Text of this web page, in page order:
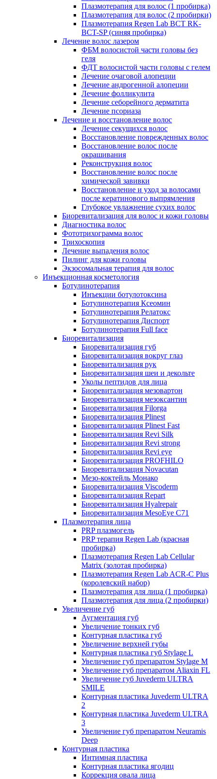
Плазмотерапия для волос (1 пробирка)
Плазмотерапия для волос (2 пробирки)
Плазмотерапия Regen Lab BCT RK-
BCT-SP (синяя пробирка)
Лечение волос лазером
ФБМ волосистой части головы без
геля
ФДТ волосистой части головы с гелем
Лечение очаговой алопеции
Лечение андрогенной алопеции
Лечение фолликулита
Лечение себорейного дерматита
Лечение псориаза
Лечение и восстановление волос
Лечение секущихся волос
Восстановление поврежденных волос
Восстановление волос после
окрашивания
Реконструкция волос
Восстановление волос после
химической завивки
Восстановление и уход за волосами
после кератинового выпрямления
Глубокое увлажнение сухих волос
Биоревитализация для волос и кожи головы
Диагностика волос
Фототрихограмма волос
Трихоскопия
Лечение выпадения волос
Пилинг для кожи головы
Экзосомальная терапия для волос
Инъекционная косметология
Ботулинотерапия
Инъекции ботулотоксина
Ботулинотерапия Ксеомин
Ботулинотерапия Релатокс
Ботулинотерапия Диспорт
Ботулинотерапия Full face
Биоревитализация
Биоревитализация губ
Биоревитализация вокруг глаз
Биоревитализация рук
Биоревитализация шеи и декольте
Уколы пептидов для лица
Биоревитализация мезовартон
Биоревитализация мезоксантин
Биоревитализация Filorga
Биоревитализация Plinest
Биоревитализация Plinest Fast
Биоревитализация Revi Silk
Биоревитализация Revi strong
Биоревитализация Revi eye
Биоревитализация PROFHILO
Биоревитализация Novacutan
Мезо-коктейль Монако
Биоревитализация Viscoderm
Биоревитализация Repart
Биоревитализация Hyalrepair
Биоревитализация MesoEye C71
Плазмотерапия лица
PRP плазмогель
PRP терапия Regen Lab (красная
пробирка)
Плазмотерапия Regen Lab Cellular
Matrix (золотая пробирка)
Плазмотерапия Regen Lab ACR-C Plus
(королевский набор)
Плазмотерапия для лица (1 пробирка)
Плазмотерапия для лица (2 пробирки)
Увеличение губ
Аугментация губ
Увеличение тонких губ
Контурная пластика губ
Увеличение верхней губы
Контурная пластика губ Stylage L
Увеличение губ препаратом Stylage M
Увеличение губ препаратом Aliaxin FL
Увеличение губ Juvederm ULTRA
SMILE
Контурная пластика Juvederm ULTRA
2
Контурная пластика Juvederm ULTRA
3
Увеличение губ препаратом Neuramis
Deep
Контурная пластика
Интимная пластика
Контурная пластика ягодиц
Коррекция овала лица